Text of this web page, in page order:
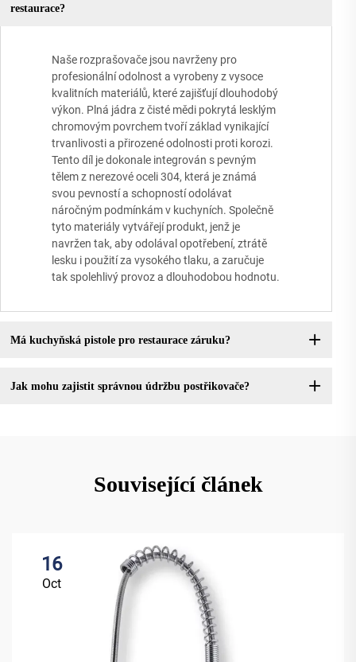
restaurace?
Naše rozprašovače jsou navrženy pro
profesionální odolnost a vyrobeny z vysoce
kvalitních materiálů, které zajišťují dlouhodobý
výkon. Plná jádra z čisté mědi pokrytá lesklým
chromovým povrchem tvoří základ vynikající
trvanlivosti a přirozené odolnosti proti korozi.
Tento díl je dokonale integrován s pevným
tělem z nerezové oceli 304, která je známá
svou pevností a schopností odolávat
náročným podmínkám v kuchyních. Společně
tyto materiály vytvářejí produkt, jenž je
navržen tak, aby odolával opotřebení, ztrátě
lesku i použití za vysokého tlaku, a zaručuje
tak spolehlivý provoz a dlouhodobou hodnotu.
Má kuchyňská pistole pro restaurace záruku?
Jak mohu zajistit správnou údržbu postřikovače?
Související článek
16
Oct